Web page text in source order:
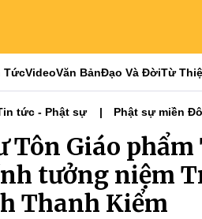
TứcVideoVăn BảnĐạo Và ĐờiTừ
tức - Phật sự
Phật sự miền
Tôn Giáo
tưởng niệm
Thanh Kiểm